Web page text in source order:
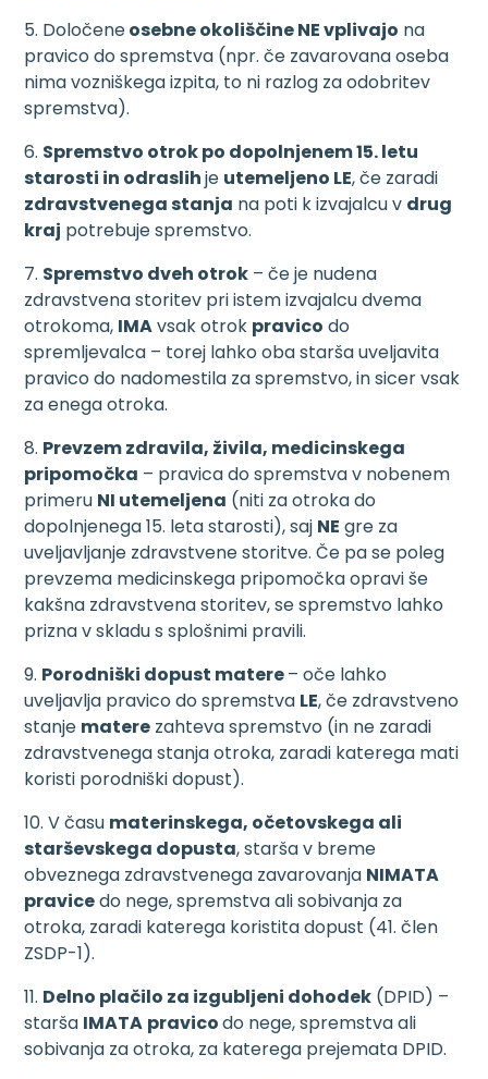
5. Določeneosebne okoliščine NE vplivajo na
pravico do spremstva (npr. če zavarovana oseba
nima vozniškega izpita, to ni razlog za odobritev
spremstva).
6. Spremstvo otrok po dopolnjenem 15. letu
starosti in odraslihje utemeljeno LE, če zaradi
zdravstvenega stanja na poti k izvajalcu v drug
kraj potrebuje spremstvo.
7. Spremstvo dveh otrok – če je nudena
zdravstvena storitev pri istem izvajalcu dvema
otrokoma, IMAvsak otrok pravico do
spremljevalca – torej lahko oba starša uveljavita
pravico do nadomestila za spremstvo, in sicer vsak
za enega otroka.
8. Prevzem zdravila, živila, medicinskega
pripomočka – pravica do spremstva v nobenem
primeru NI utemeljena (niti za otroka do
dopolnjenega 15. leta starosti), saj NE gre za
uveljavljanje zdravstvene storitve. Če pa se poleg
prevzema medicinskega pripomočka opravi še
kakšna zdravstvena storitev, se spremstvo lahko
prizna v skladu s splošnimi pravili.
9. Porodniški dopust matere– oče lahko
uveljavlja pravico do spremstva LE, če zdravstveno
stanje matere zahteva spremstvo (in ne zaradi
zdravstvenega stanja otroka, zaradi katerega mati
koristi porodniški dopust).
10. V času materinskega, očetovskega ali
starševskega dopusta, starša v breme
obveznega zdravstvenega zavarovanja NIMATA
pravicedo nege, spremstva ali sobivanja za
otroka, zaradi katerega koristita dopust (41. člen
ZSDP-1).
11. Delno plačilo za izgubljeni dohodek (DPID) –
starša IMATA pravicodo nege, spremstva ali
sobivanja za otroka, za katerega prejemata DPID.